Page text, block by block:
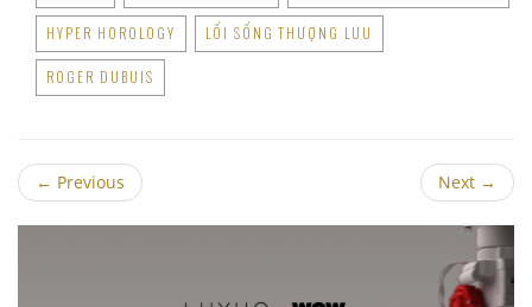
HYPER HOROLOGY LỐI SỐNG THƯỢNG LƯU
ROGER DUBUIS
← Previous Next →